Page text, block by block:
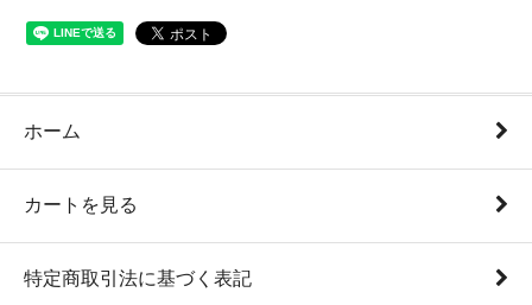
ホーム
カートを見る
特定商取引法に基づく表記